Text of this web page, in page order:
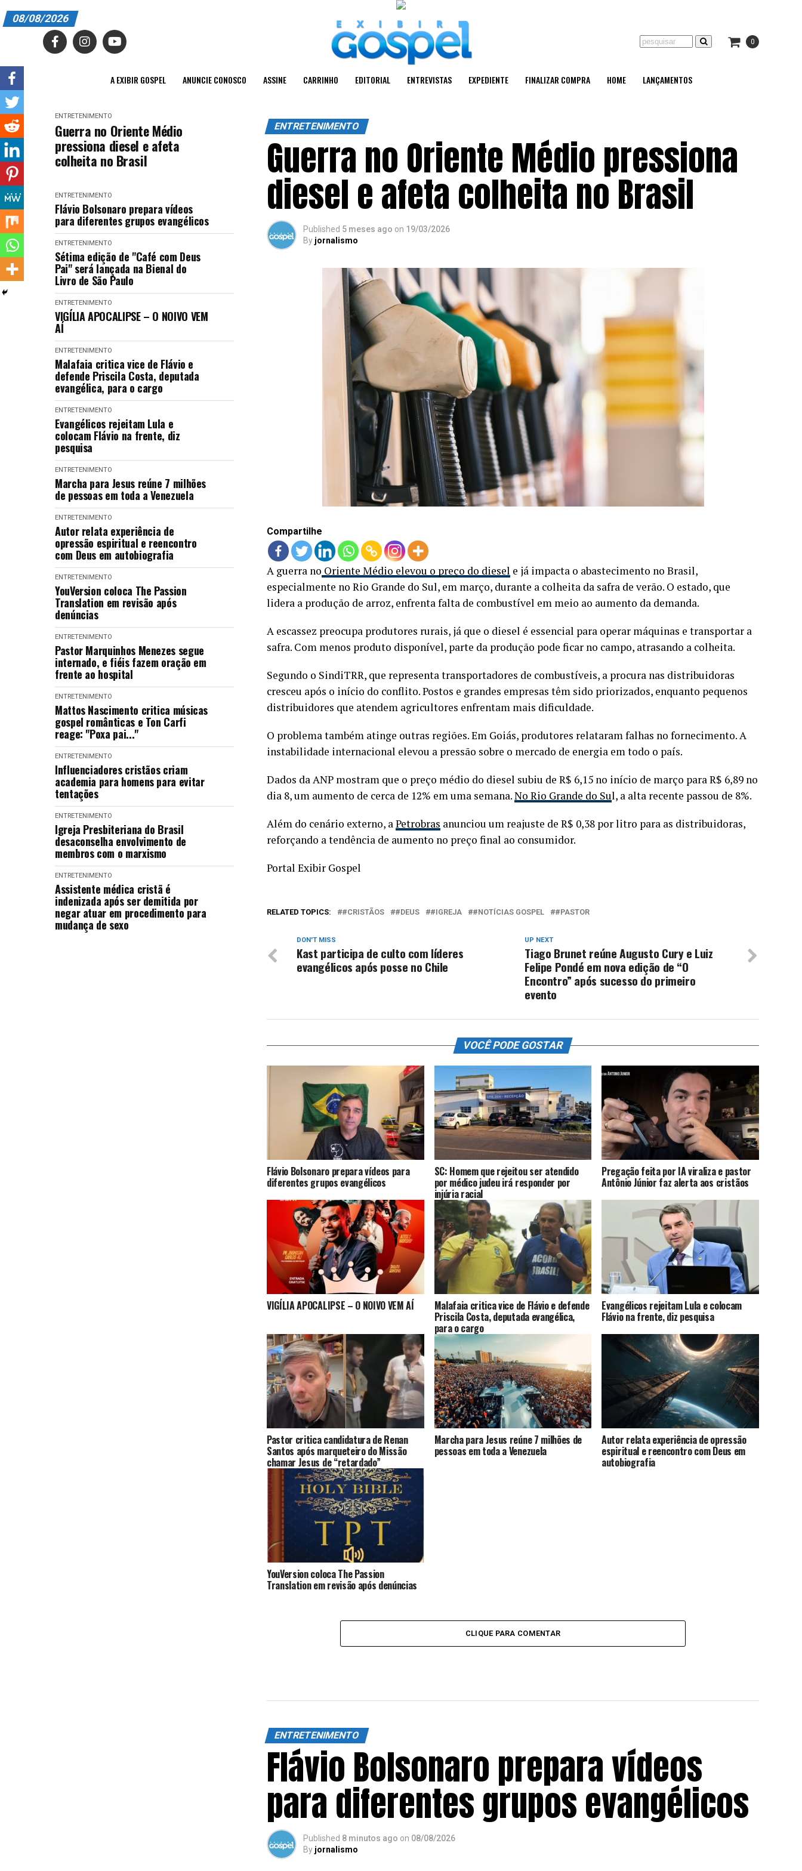
A EXIBIR GOSPEL
EDITORIAL
EXPEDIENTE
FINALIZAR COMPRA
HOME
LANÇAMENTOS
08/08/2026
0
A EXIBIR GOSPEL ANUNCIE CONOSCO ASSINE CARRINHO EDITORIAL ENTREVISTAS EXPEDIENTE FINALIZAR COMPRA HOME LANÇAMENTOS
ENTRETENIMENTO
Guerra no Oriente Médio
pressiona diesel e afeta
colheita no Brasil
ENTRETENIMENTO
Flávio Bolsonaro prepara vídeos
para diferentes grupos evangélicos
ENTRETENIMENTO
Sétima edição de "Café com Deus
Pai" será lançada na Bienal do
Livro de São Paulo
ENTRETENIMENTO
VIGÍLIA APOCALIPSE – O NOIVO VEM
AÍ
ENTRETENIMENTO
Malafaia critica vice de Flávio e
defende Priscila Costa, deputada
evangélica, para o cargo
ENTRETENIMENTO
Evangélicos rejeitam Lula e
colocam Flávio na frente, diz
pesquisa
ENTRETENIMENTO
Marcha para Jesus reúne 7 milhões
de pessoas em toda a Venezuela
ENTRETENIMENTO
Autor relata experiência de
opressão espiritual e reencontro
com Deus em autobiografia
ENTRETENIMENTO
YouVersion coloca The Passion
Translation em revisão após
denúncias
ENTRETENIMENTO
Pastor Marquinhos Menezes segue
internado, e fiéis fazem oração em
frente ao hospital
ENTRETENIMENTO
Mattos Nascimento critica músicas
gospel românticas e Ton Carfi
reage: "Poxa pai..."
ENTRETENIMENTO
Influenciadores cristãos criam
academia para homens para evitar
tentações
ENTRETENIMENTO
Igreja Presbiteriana do Brasil
desaconselha envolvimento de
membros com o marxismo
ENTRETENIMENTO
Assistente médica cristã é
indenizada após ser demitida por
negar atuar em procedimento para
mudança de sexo
ENTRETENIMENTO
Guerra no Oriente Médio pressiona
diesel e afeta colheita no Brasil
Published 5 meses ago on 19/03/2026
By jornalismo
Compartilhe
A guerra no Oriente Médio elevou o preço do diesel e já impacta o abastecimento no Brasil,
especialmente no Rio Grande do Sul, em março, durante a colheita da safra de verão. O estado, que
lidera a produção de arroz, enfrenta falta de combustível em meio ao aumento da demanda.
A escassez preocupa produtores rurais, já que o diesel é essencial para operar máquinas e transportar a
safra. Com menos produto disponível, parte da produção pode ficar no campo, atrasando a colheita.
Segundo o SindiTRR, que representa transportadores de combustíveis, a procura nas distribuidoras
cresceu após o início do conflito. Postos e grandes empresas têm sido priorizados, enquanto pequenos
distribuidores que atendem agricultores enfrentam mais dificuldade.
O problema também atinge outras regiões. Em Goiás, produtores relataram falhas no fornecimento. A
instabilidade internacional elevou a pressão sobre o mercado de energia em todo o país.
Dados da ANP mostram que o preço médio do diesel subiu de R$ 6,15 no início de março para R$ 6,89 no
dia 8, um aumento de cerca de 12% em uma semana.No Rio Grande do Sul, a alta recente passou de 8%.
Além do cenário externo, aPetrobras anunciou um reajuste de R$ 0,38 por litro para as distribuidoras,
reforçando a tendência de aumento no preço final ao consumidor.
Portal Exibir Gospel
RELATED TOPICS: #CRISTÃOS #DEUS #IGREJA #NOTÍCIAS GOSPEL #PASTOR
UP NEXT
Tiago Brunet reúne Augusto Cury e Luiz
Felipe Pondé em nova edição de “O
Encontro” após sucesso do primeiro
evento
DON'T MISS
Kast participa de culto com líderes
evangélicos após posse no Chile
VOCÊ PODE GOSTAR
Flávio Bolsonaro prepara vídeos para
diferentes grupos evangélicos
SC: Homem que rejeitou ser atendido
por médico judeu irá responder por
injúria racial
Pregação feita por IA viraliza e pastor
Antônio Júnior faz alerta aos cristãos
VIGÍLIA APOCALIPSE – O NOIVO VEM AÍ Malafaia critica vice de Flávio e defende
Priscila Costa, deputada evangélica,
para o cargo
Evangélicos rejeitam Lula e colocam
Flávio na frente, diz pesquisa
Pastor critica candidatura de Renan
Santos após marqueteiro do Missão
chamar Jesus de “retardado”
Marcha para Jesus reúne 7 milhões de
pessoas em toda a Venezuela
Autor relata experiência de opressão
espiritual e reencontro com Deus em
autobiografia
YouVersion coloca The Passion
Translation em revisão após denúncias
CLIQUE PARA COMENTAR
ENTRETENIMENTO
Flávio Bolsonaro prepara vídeos
para diferentes grupos evangélicos
Published 8 minutos ago on 08/08/2026
By jornalismo